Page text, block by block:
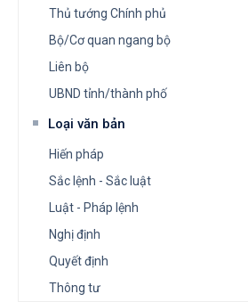
Thủ tướng Chính phủ
Bộ/Cơ quan ngang bộ
Liên bộ
UBND tỉnh/thành phố
Loại văn bản
Hiến pháp
Sắc lệnh - Sắc luật
Luật - Pháp lệnh
Nghị định
Quyết định
Thông tư